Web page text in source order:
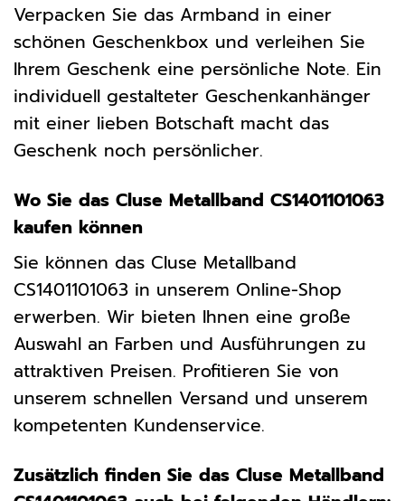
Verpacken Sie das Armband in einer
schönen Geschenkbox und verleihen Sie
Ihrem Geschenk eine persönliche Note. Ein
individuell gestalteter Geschenkanhänger
mit einer lieben Botschaft macht das
Geschenk noch persönlicher.
Wo Sie das Cluse Metallband CS1401101063
kaufen können
Sie können das Cluse Metallband
CS1401101063 in unserem Online-Shop
erwerben. Wir bieten Ihnen eine große
Auswahl an Farben und Ausführungen zu
attraktiven Preisen. Profitieren Sie von
unserem schnellen Versand und unserem
kompetenten Kundenservice.
Zusätzlich finden Sie das Cluse Metallband